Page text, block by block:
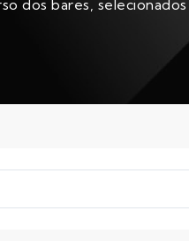
dos bares,